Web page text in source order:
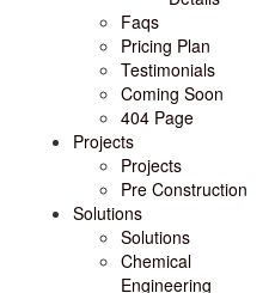
Faqs
Pricing Plan
Testimonials
Coming Soon
404 Page
Projects
Projects
Pre Construction
Solutions
Solutions
Chemical
Engineering